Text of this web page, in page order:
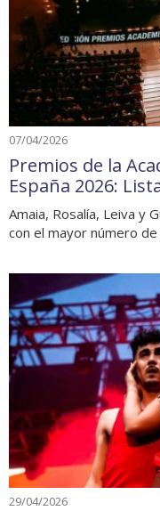
07/04/2026
Premios de la
España 2026:
Amaia, Rosalía, Leiva y
con el mayor número
29/04/2026